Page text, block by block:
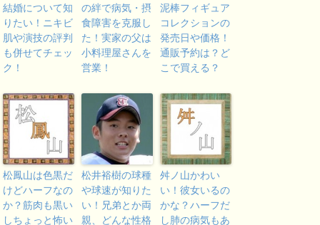
結婚について知
りたい！ニキビ
肌や演技の評判
も併せてチェッ
ク！
の絆で病気・摂
食障害を克服し
た！実家の父は
小料理屋さんを
営業！
泥棒フィギュア
コレクションの
発売日や価格！
通販予約は？ど
こで買える？
松鳳山は色黒だ
けどハーフなの
か？筋肉も黒い
しちょっと怖い
松井裕樹の球種
や球速が知りた
い！兄弟とか両
親、どんな性格
舛ノ山かわい
い！彼女いるの
かな？ハーフだ
し肺の病気もあ